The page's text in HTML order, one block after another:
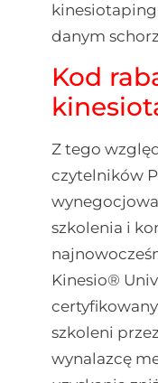
danym
Kod
Z tego
czytelników
szkolenia i
Kinesio®
szkoleni
wynalazcę